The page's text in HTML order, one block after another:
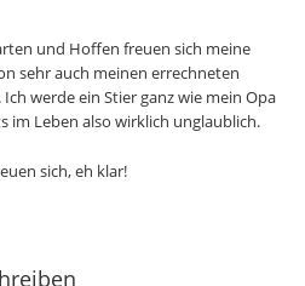
und Hoffen freuen sich meine
sehr auch meinen errechneten
werde ein Stier ganz wie mein Opa
im Leben also wirklich unglaublich.
sich, eh klar!